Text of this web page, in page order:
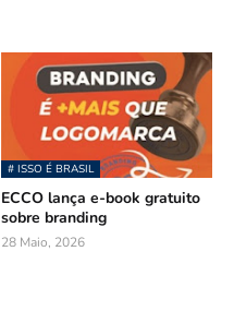
# ISSO É BRASIL
ECCO lança e-book gratuito
sobre branding
28 Maio, 2026